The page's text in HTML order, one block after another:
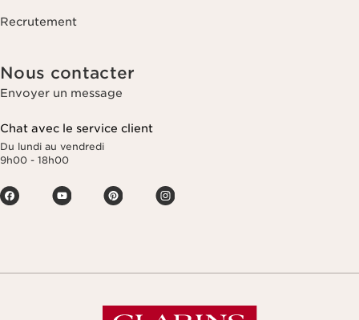
Recrutement
Nous contacter
Envoyer un message
Chat avec le service client
Du lundi au vendredi
9h00 - 18h00